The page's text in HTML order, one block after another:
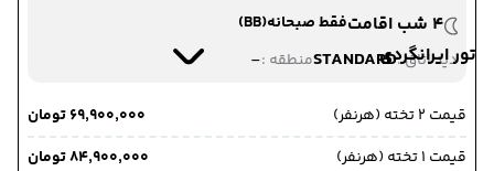
تور ایرانگردی
4 شب اقامت
فقط صبحانه(BB)
دید اتاق :STANDARDمنطقه :-
قیمت 2 تخته (هرنفر)
۶۹٬۹۰۰٬۰۰۰ تومان
قیمت 1 تخته (هرنفر)
۸۴٬۹۰۰٬۰۰۰ تومان